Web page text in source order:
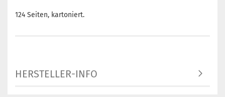
124 Seiten, kartoniert.
HERSTELLER-INFO